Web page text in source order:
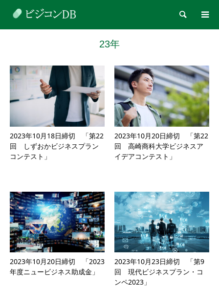
検索
23年
2023年10月18日締切 「第22
回 しずおかビジネスプラン
コンテスト」
2023年10月20日締切 「第22
回 高崎商科大学ビジネスア
イデアコンテスト」
2023年10月20日締切 「2023
年度ニュービジネス助成金」
2023年10月23日締切 「第9
回 現代ビジネスプラン・コ
ンペ2023」